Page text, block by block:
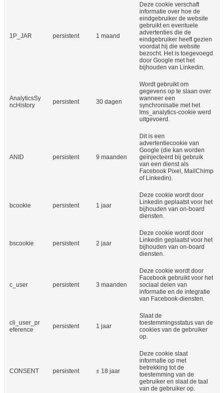
1P_JAR persistent 1 maand
Deze cookie verschaft
informatie over hoe de
eindgebruiker de website
gebruikt en eventuele
advertenties die de
eindgebruiker heeft gezien
voordat hij die website
bezocht. Het is toegevoegd
door Google met het
bijhouden van Linkedin.
AnalyticsSy
ncHistory
persistent 30 dagen
Wordt gebruikt om
gegevens op te slaan over
wanneer een
synchronisatie met het
lms_analytics-cookie werd
uitgevoerd.
ANID persistent 9 maanden
Dit is een
advertentiecookie van
Google (die kan worden
geïnjecteerd bij gebruik
van een dienst als
Facebook Pixel, MailChimp
of Linkedin).
bcookie persistent 1 jaar
Deze cookie wordt door
Linkedin geplaatst voor het
bijhouden van on-board
diensten.
bscookie persistent 2 jaar
Deze cookie wordt door
Linkedin geplaatst voor het
bijhouden van on-board
diensten.
c_user persistent 3 maanden
Deze cookie wordt door
Facebook gebruikt voor het
sociaal delen van
informatie en de integratie
van Facebook-diensten.
cli_user_pr
eference
persistent 1 jaar
Slaat de
toestemmingsstatus van de
cookies van de gebruiker
op.
CONSENT persistent ± 18 jaar
Deze cookie slaat
informatie op met
betrekking tot de
toestemming van de
gebruiker en slaat de taal
van de gebruiker op.